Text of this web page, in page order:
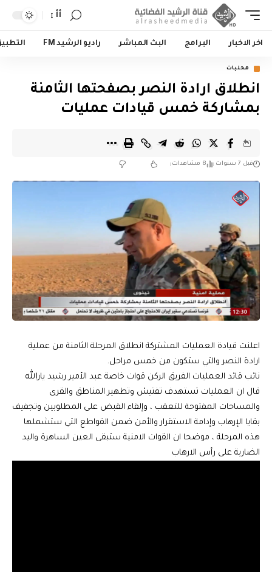
أأ
اخر الاخبار البرامج البث المباشر راديو الرشيد FM
محليات
انطلاق ارادة النصر بصفحتها الثامنة
بمشاركة خمس قيادات عمليات
قبل 7 سنوات 8 مشاهدات
اعلنت قيادة العمليات المشتركة انطلاق المرحلة الثامنة من عملية
ارادة النصر والتي ستكون من خمس مراحل.
نائب قائد العمليات الفريق الركن قوات خاصة عبد الأمير رشيد يارالله
قال ان العمليات تستهدف تفتيش وتطهير المناطق والقرى
والمساحات المفتوحة للتعقب ، وإلقاء القبض على المطلوبين وتجفيف
بقايا الإرهاب وإدامة الاستقرار والأمن ضمن القواطع التي ستشملها
هذه المرحلة ، موضحا ان القوات الامنية ستبقى العين الساهرة واليد
الضاربة على رأس الارهاب